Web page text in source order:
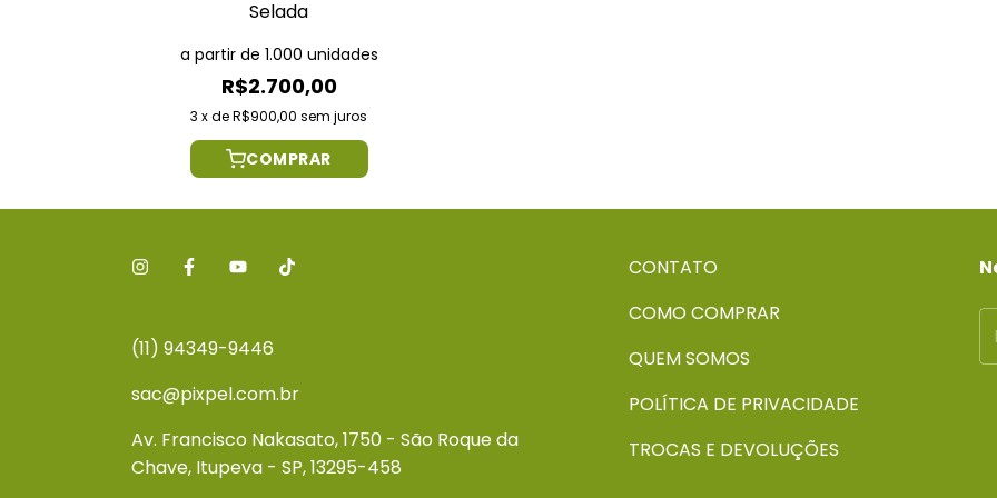
Selada
R$2.700,00
3 xdeR$900,00 sem juros
a partir de 1.000 unidades
COMPRAR
(11) 94349-9446
sac@pixpel.com.br
Av. Francisco Nakasato, 1750 - São Roque da
Chave, Itupeva - SP, 13295-458
CONTATO
COMO COMPRAR
QUEM SOMOS
POLÍTICA DE PRIVACIDADE
TROCAS E DEVOLUÇÕES